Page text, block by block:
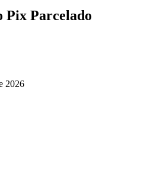
Pix Parcelado
2026